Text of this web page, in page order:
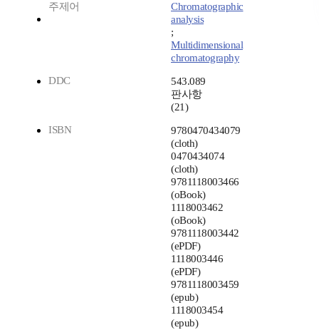
주제어
Chromatographic
analysis
;
Multidimensional
chromatography
DDC
543.089
판사항
(21)
ISBN
9780470434079
(cloth)
0470434074
(cloth)
9781118003466
(oBook)
1118003462
(oBook)
9781118003442
(ePDF)
1118003446
(ePDF)
9781118003459
(epub)
1118003454
(epub)